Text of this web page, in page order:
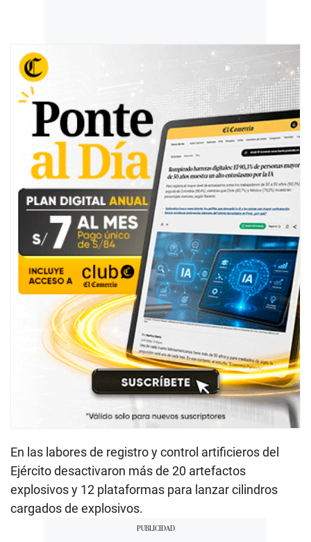
En las labores de registro y control artificieros del
Ejército desactivaron más de 20 artefactos
explosivos y 12 plataformas para lanzar cilindros
cargados de explosivos.